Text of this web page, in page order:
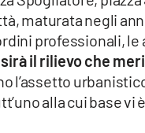
maturata negli
professionali,
il rilievo che
alla cui base vi